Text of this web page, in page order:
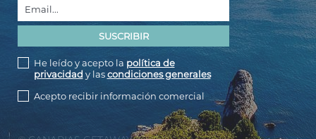
He leído y acepto la política de
privacidad y lascondiciones generales
Acepto recibir información comercial